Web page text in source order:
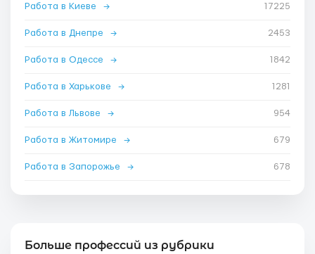
Работа в Киеве → 17225
Работа в Днепре → 2453
Работа в Одессе → 1842
Работа в Харькове → 1281
Работа в Львове → 954
Работа в Житомире → 679
Работа в Запорожье → 678
Больше профессий из рубрики